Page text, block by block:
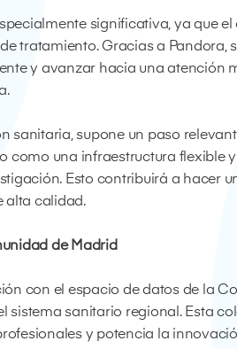
significativa, ya que
tratamiento. Gracias a Pandora,
y avanzar hacia una atención
sanitaria, supone un paso
como una infraestructura flexible
Esto contribuirá a hacer
alta calidad.
de Madrid
con el espacio de datos de la
sanitario regional. Esta
y potencia la